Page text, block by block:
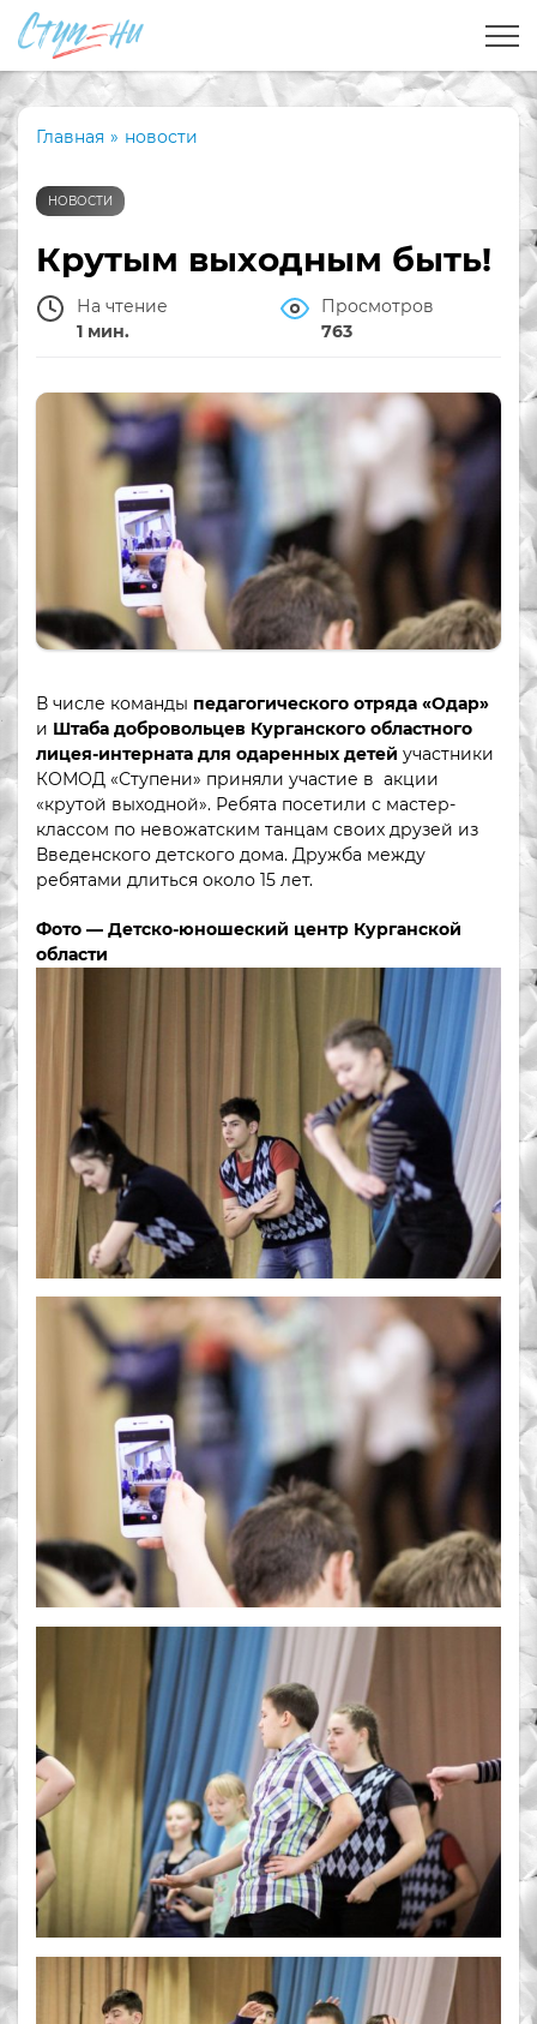
Главная » новости
НОВОСТИ
Крутым выходным быть!
На чтение
1 мин.
Просмотров
763
В числе команды педагогического отряда «Одар»
и Штаба добровольцев Курганского областного
лицея-интерната для одаренных детей участники
КОМОД «Ступени» приняли участие в акции
«крутой выходной». Ребята посетили с мастер-
классом по невожатским танцам своих друзей из
Введенского детского дома. Дружба между
ребятами длиться около 15 лет.
Фото — Детско-юношеский центр Курганской
области